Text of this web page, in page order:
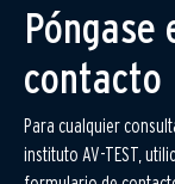
Póngase
contacto
Para cualquier
instituto AV-TEST,